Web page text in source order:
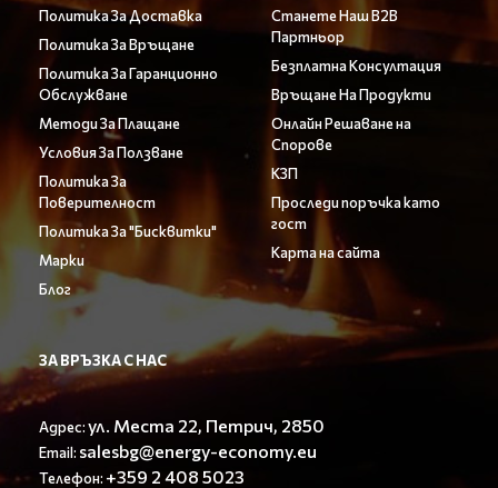
Политика За Доставка
Политика За Връщане
Политика За Гаранционно
Обслужване
Методи За Плащане
Условия За Ползване
Политика За
Поверителност
Политика За "Бисквитки"
Марки
Блог
Станете Наш B2B
Партньор
Безплатна Консултация
Връщане На Продукти
Онлайн Решаване на
Спорове
КЗП
Проследи поръчка като
гост
Карта на сайта
ЗА ВРЪЗКА С НАС
Адрес:ул. Места 22, Петрич, 2850
Email: salesbg@energy-economy.eu
Телефон: +359 2 408 5023